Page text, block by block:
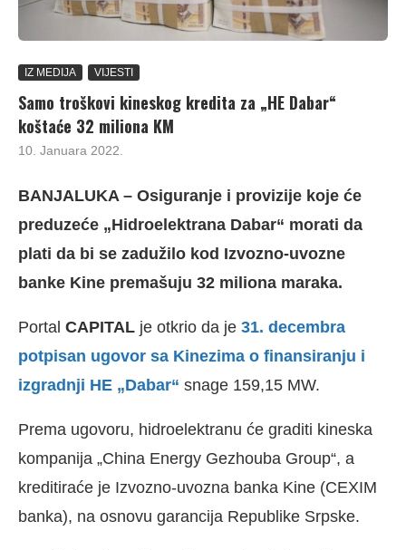
IZ MEDIJA VIJESTI
Samo troškovi kineskog kredita za „HE Dabar“
koštaće 32 miliona KM
10. Januara 2022.
BANJALUKA – Osiguranje i provizije koje će
preduzeće „Hidroelektrana Dabar“ morati da
plati da bi se zadužilo kod Izvozno-uvozne
banke Kine premašuju 32 miliona maraka.
Portal CAPITAL je otkrio da je 31. decembra
potpisan ugovor sa Kinezima o finansiranju i
izgradnji HE „Dabar“ snage 159,15 MW.
Prema ugovoru, hidroelektranu će graditi kineska
kompanija „China Energy Gezhouba Group“, a
kreditiraće je Izvozno-uvozna banka Kine (CEXIM
banka), na osnovu garancija Republike Srpske.